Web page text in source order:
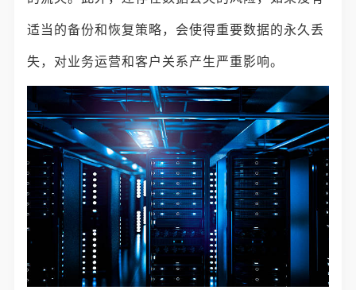
适当的备份和恢复策略，会使得重要数据的永久丢
失，对业务运营和客户关系产生严重影响。